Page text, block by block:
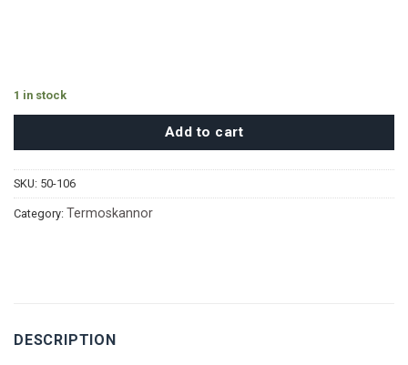
1 in stock
Add to cart
SKU: 50-106
Category: Termoskannor
DESCRIPTION